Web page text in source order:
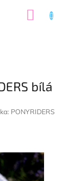
bílá
PONYRIDERS